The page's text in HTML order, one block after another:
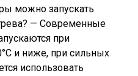
можно запускать
— Современные
при
и ниже, при сильных
использовать